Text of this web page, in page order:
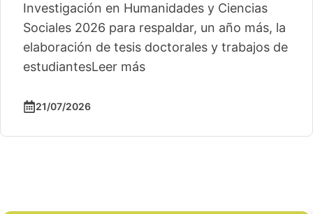
Investigación en Humanidades y Ciencias
Sociales 2026 para respaldar, un año más, la
elaboración de tesis doctorales y trabajos de
estudiantesLeer más
21/07/2026